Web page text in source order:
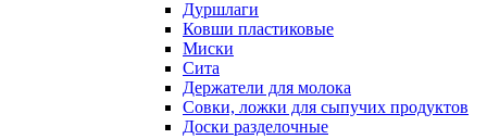
Дуршлаги
Ковши пластиковые
Миски
Сита
Держатели для молока
Совки, ложки для сыпучих продуктов
Доски разделочные